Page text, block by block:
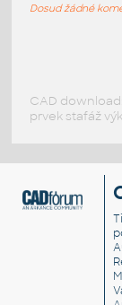
Dosud žádné
CAD
prvek stafáž